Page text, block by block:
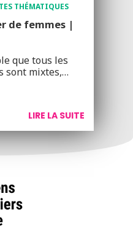
THÉMATIQUES
de femmes |
que tous les
sont mixtes,…
LIRE LA SUITE